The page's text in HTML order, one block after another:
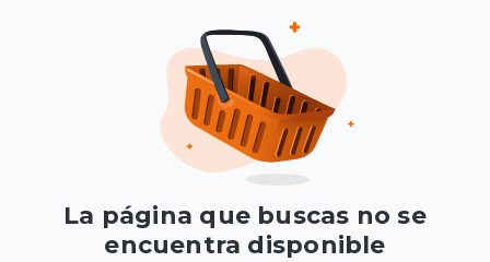
La página que buscas no se
encuentra disponible